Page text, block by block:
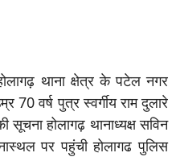
थाना क्षेत्र के पटेल नगर
70 वर्ष पुत्र स्वर्गीय राम दुलारे
होलागढ़ थानाध्यक्ष सविन
पर पहुंची होलागढ पुलिस